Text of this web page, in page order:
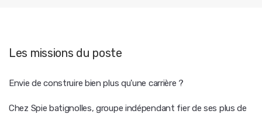
Les missions du poste
Envie de construire bien plus qu'une carrière ?
Chez Spie batignolles, groupe indépendant fier de ses plus de